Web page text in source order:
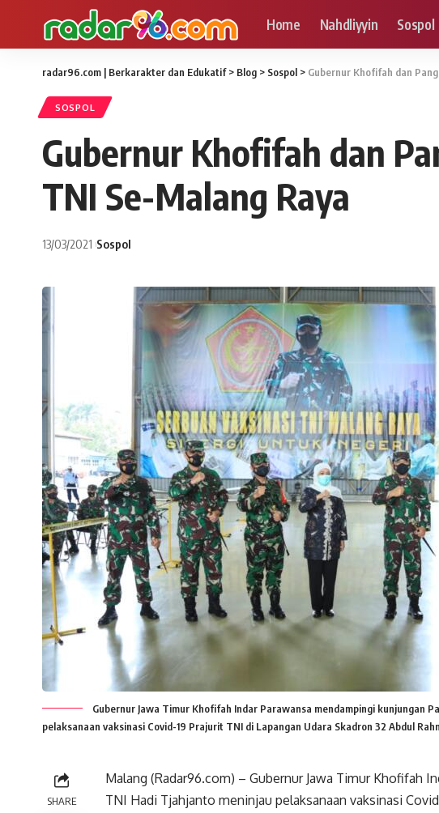
Home Nahdliyyin Sospol
radar96.com | Berkarakter dan Edukatif> Blog > Sospol > Gubernur Khofifah dan
SOSPOL
Gubernur Khofifah dan
TNI Se-Malang Raya
13/03/2021 Sospol
Gubernur Jawa Timur Khofifah Indar Parawansa mendampingi kunjungan
pelaksanaan vaksinasi Covid-19 Prajurit TNI di Lapangan Udara Skadron 32 Abdul
SHARE
Malang (Radar96.com) – Gubernur Jawa Timur Khofifah
TNI Hadi Tjahjanto meninjau pelaksanaan vaksinasi